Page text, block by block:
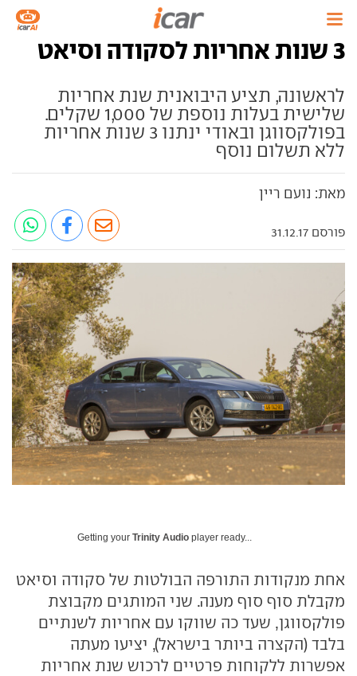
3 שנות אחריות לסקודה וסיאט
לראשונה, תציע היבואנית שנת אחריות
שלישית בעלות נוספת של 1,000 שקלים.
בפולקסווגן ובאודי ינתנו 3 שנות אחריות
ללא תשלום נוסף
מאת: נועם ריין
פורסם 31.12.17
Getting your Trinity Audio player ready...
אחת מנקודות התורפה הבולטות של סקודה וסיאט
מקבלת סוף סוף מענה. שני המותגים מקבוצת
פולקסווגן, שעד כה שווקו עם אחריות לשנתיים
בלבד (הקצרה ביותר בישראל), יציעו מעתה
אפשרות ללקוחות פרטיים לרכוש שנת אחריות